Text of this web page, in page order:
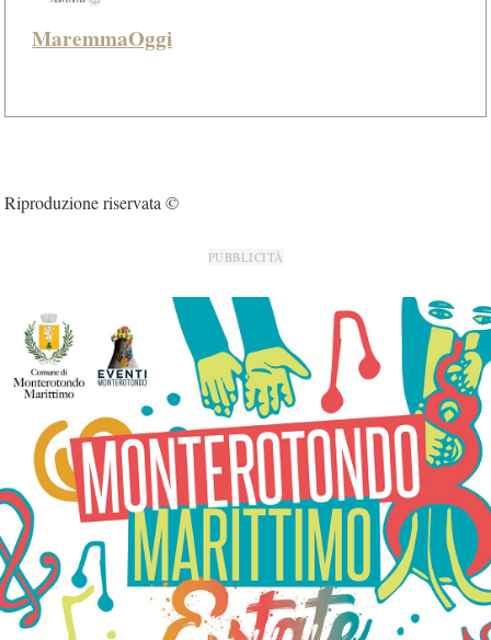
MaremmaOggi
Riproduzione riservata ©
PUBBLICITÀ